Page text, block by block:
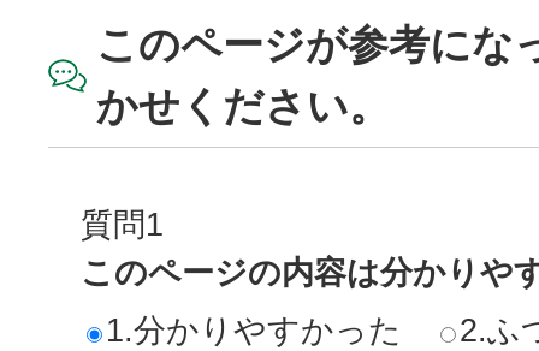
このページが参考にな
かせください。
質問1
このページの内容は分かりや
1.分かりやすかった
2.ふ